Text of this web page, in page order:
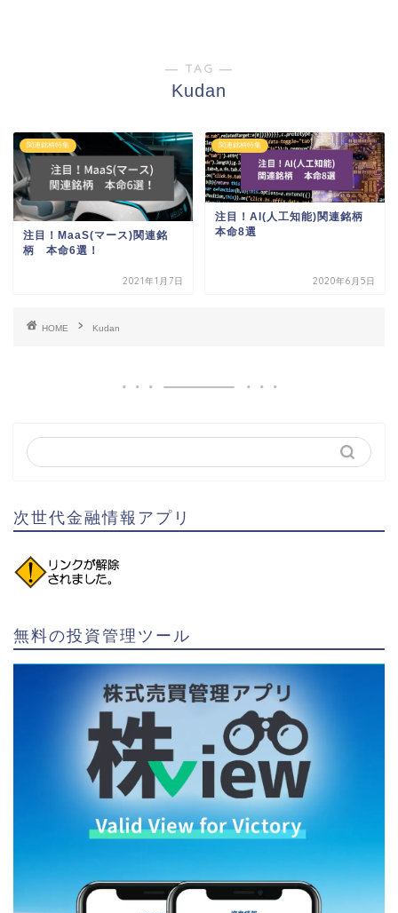
― TAG ―
Kudan
関連銘柄特集
注目！MaaS(マース)関連銘
柄 本命6選！
2021年1月7日
関連銘柄特集
注目！AI(人工知能)関連銘柄
本命8選
2020年6月5日
HOME Kudan
次世代金融情報アプリ
無料の投資管理ツール